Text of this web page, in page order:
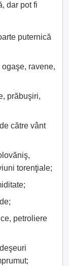
dar pot fi
puternică
ravene,
prăbuşiri,
către vânt
torenţiale;
petroliere